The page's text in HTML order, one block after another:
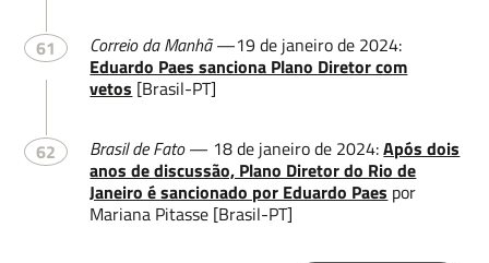
61 Correio da Manhã—19 de janeiro de 2024:
Eduardo Paes sanciona Plano Diretor com
vetos [Brasil-PT]
62 Brasil de Fato— 18 de janeiro de 2024:Após dois
anos de discussão, Plano Diretor do Rio de
Janeiro é sancionado por Eduardo Paes por
Mariana Pitasse [Brasil-PT]